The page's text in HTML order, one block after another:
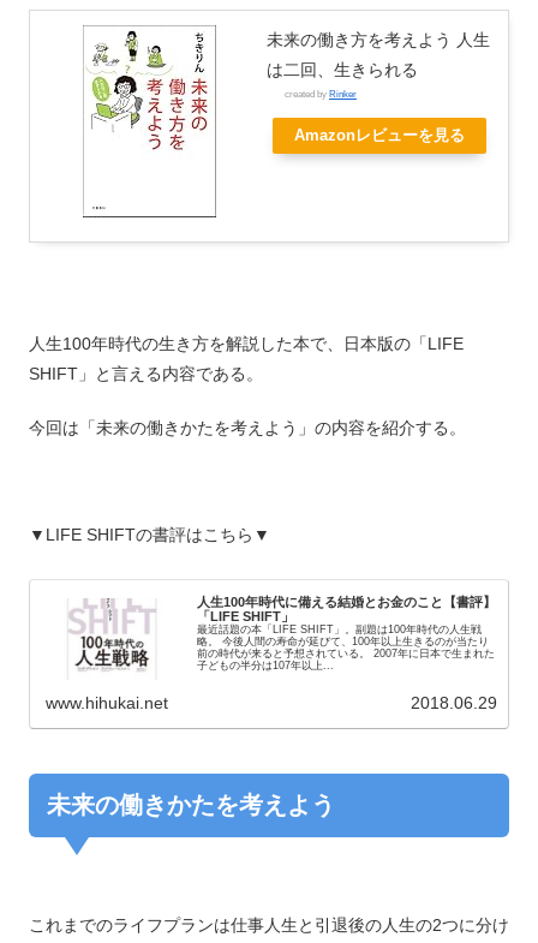
未来の働き方を考えよう 人生
は二回、生きられる
created by Rinker
Amazonレビューを見る
人生100年時代の生き方を解説した本で、日本版の「LIFE
SHIFT」と言える内容である。
今回は「未来の働きかたを考えよう」の内容を紹介する。
▼LIFE SHIFTの書評はこちら▼
人生100年時代に備える結婚とお金のこと【書評】
「LIFE SHIFT」
最近話題の本「LIFE SHIFT」。副題は100年時代の人生戦
略。 今後人間の寿命が延びて、100年以上生きるのが当たり
前の時代が来ると予想されている。 2007年に日本で生まれた
子どもの半分は107年以上...
www.hihukai.net 2018.06.29
未来の働きかたを考えよう
これまでのライフプランは仕事人生と引退後の人生の2つに分け